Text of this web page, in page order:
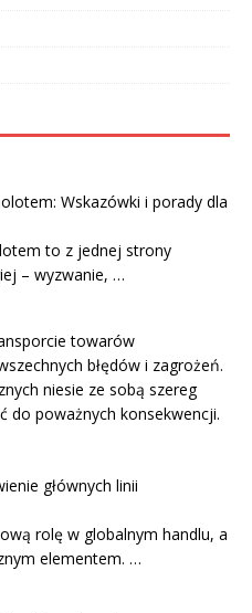
Wskazówki i porady dla
to z jednej strony
– wyzwanie, …
towarów
błędów i zagrożeń.
niesie ze sobą szereg
do poważnych konsekwencji.
głównych linii
rolę w globalnym handlu, a
elementem. …